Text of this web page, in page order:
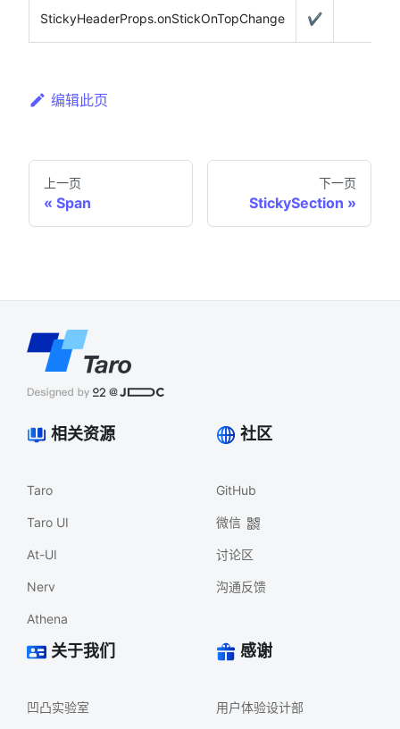
StickyHeaderProps.onStickOnTopChange ✔️
编辑此页
上一页
Span
下一页
StickySection
相关资源
Taro
Taro UI
At-UI
Nerv
Athena
社区
GitHub
微信
讨论区
沟通反馈
关于我们
凹凸实验室
感谢
用户体验设计部